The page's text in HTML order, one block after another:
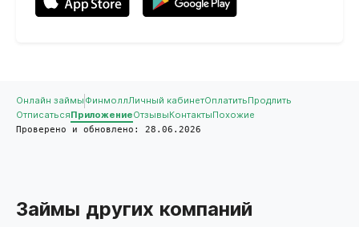
Онлайн займы ФинмоллЛичный кабинетОплатить Продлить
Отписаться ПриложениеОтзывы Контакты Похожие
Проверено и обновлено: 28.06.2026
Займы других компаний